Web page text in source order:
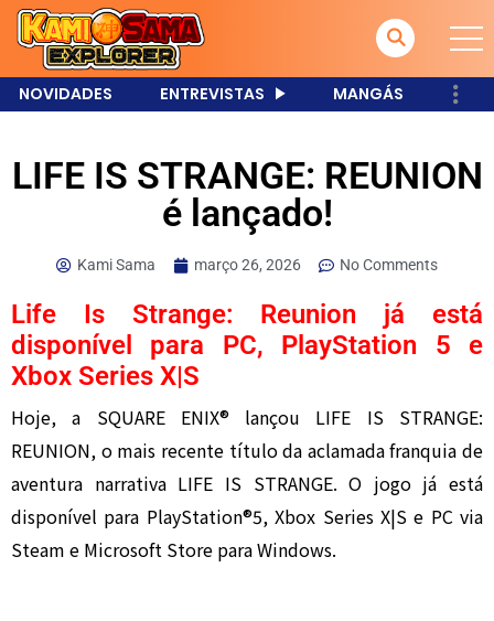
NOVIDADES ENTREVISTAS MANGÁS
LIFE IS STRANGE: REUNION
é lançado!
Kami Sama março 26, 2026 No Comments
Life Is Strange: Reunion já está
disponível para PC, PlayStation 5 e
Xbox Series X|S
Hoje, a SQUARE ENIX® lançou LIFE IS STRANGE:
REUNION, o mais recente título da aclamada franquia de
aventura narrativa LIFE IS STRANGE. O jogo já está
disponível para PlayStation®5, Xbox Series X|S e PC via
Steam e Microsoft Store para Windows.